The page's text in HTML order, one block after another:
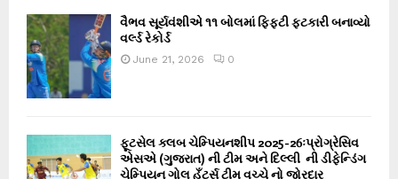
વૈભવ સૂર્યવંશીએ ૧૧ બોલમાં ફિફ્ટી ફટકારી બનાવ્યો
વર્લ્ડ રેકોર્ડ
June 21, 2026 0
ફૂટસેલ ક્લબ ચેમ્પિયનશીપ 2025-26ઃપ્રોગ્રેસિવ
એસએ (ગુજરાત) ની ટીમ અને દિલ્લી ની ડીફેન્ડિંગ
ચેમ્પિયન ગોલ હઁટર્સ ટીમ વચ્ચે નો જોરદાર